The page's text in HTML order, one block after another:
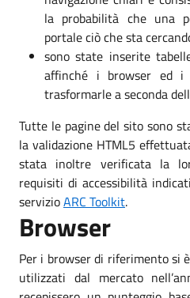
la probabilità che una
portale ciò che sta
sono state inserite
affinché i browser ed i
trasformarle a seconda
Tutte le pagine del sito sono
la validazione HTML5
stata inoltre verificata la
requisiti di accessibilità
servizioARC Toolkit.
Browser
Per i browser di riferimento si
utilizzati dal mercato